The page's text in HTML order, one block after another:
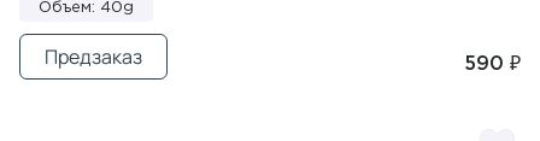
Объем: 40g
590 ₽
Предзаказ